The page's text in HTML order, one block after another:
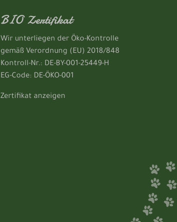
BIO Zertifikat
Wir unterliegen der Öko-Kontrolle
gemäß Verordnung (EU) 2018/848
Kontroll-Nr.: DE-BY-001-25449-H
EG-Code: DE-ÖKO-001
Zertifikat anzeigen